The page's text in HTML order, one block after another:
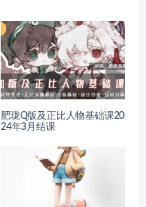
肥珑Q版及正比人物基础课20
24年3月结课